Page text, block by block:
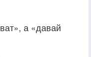
а «давай